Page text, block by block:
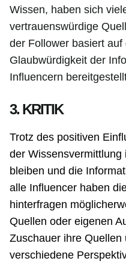
Wissen, haben sich
vertrauenswürdige
der Follower basiert auf
Glaubwürdigkeit der
Influencern
3. KRITIK
Trotz des positiven
der
bleiben und die
alle Influencer haben
hinterfragen
Quellen oder eigenen
Zuschauer ihre Quellen
verschiedene